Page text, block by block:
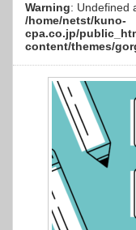
Warning: Undefined
/home/netst/kuno-
cpa.co.jp/
content/themes/